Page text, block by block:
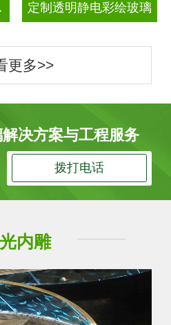
璃 定制透明静电彩绘玻璃
更多>>
决方案与工程服务
拨打电话
内雕